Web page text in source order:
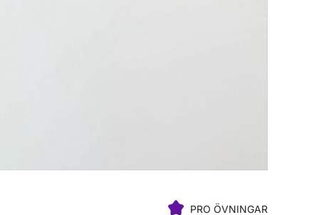
PRO ÖVNINGAR